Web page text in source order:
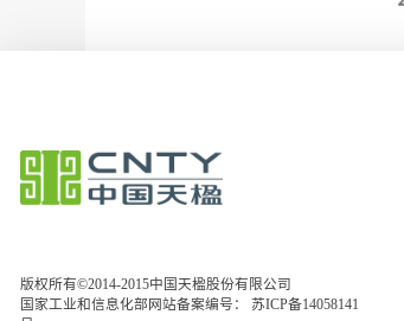
版权所有©2014-2015中国天楹股份有限公司
国家工业和信息化部网站备案编号： 苏ICP备14058141